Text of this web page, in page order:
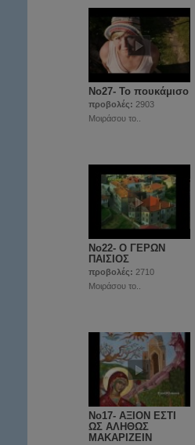
Νο27- Το πουκάμισο
προβολές: 2903
Μοιράσου το..
Νο22- O ΓΕΡΩΝ
ΠΑΙΣΙΟΣ
προβολές: 2710
Μοιράσου το..
Νο17- ΑΞΙΟΝ ΕΣΤΙ
ΩΣ ΑΛΗΘΩΣ
ΜΑΚΑΡΙΖΕΙΝ